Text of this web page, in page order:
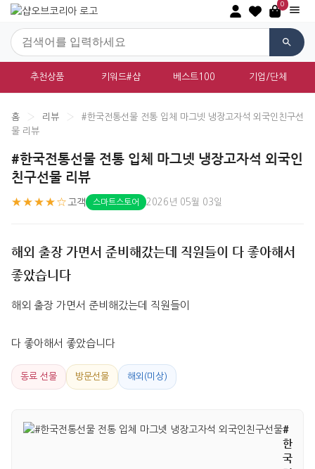
0
추천상품 키워드#샵 베스트100 기업/단체
홈 › 리뷰 ›
#한국전통선물 전통 입체 마그넷 냉장고자석 외국인친구선
물 리뷰
#한국전통선물 전통 입체 마그넷 냉장고자석 외국인
친구선물 리뷰
★★★★☆ 고객 스마트스토어 2026년 05월 03일
해외 출장 가면서 준비해갔는데 직원들이 다 좋아해서
좋았습니다
해외 출장 가면서 준비해갔는데 직원들이
다 좋아해서 좋았습니다
동료 선물 방문선물 해외(미상)
#
한
국